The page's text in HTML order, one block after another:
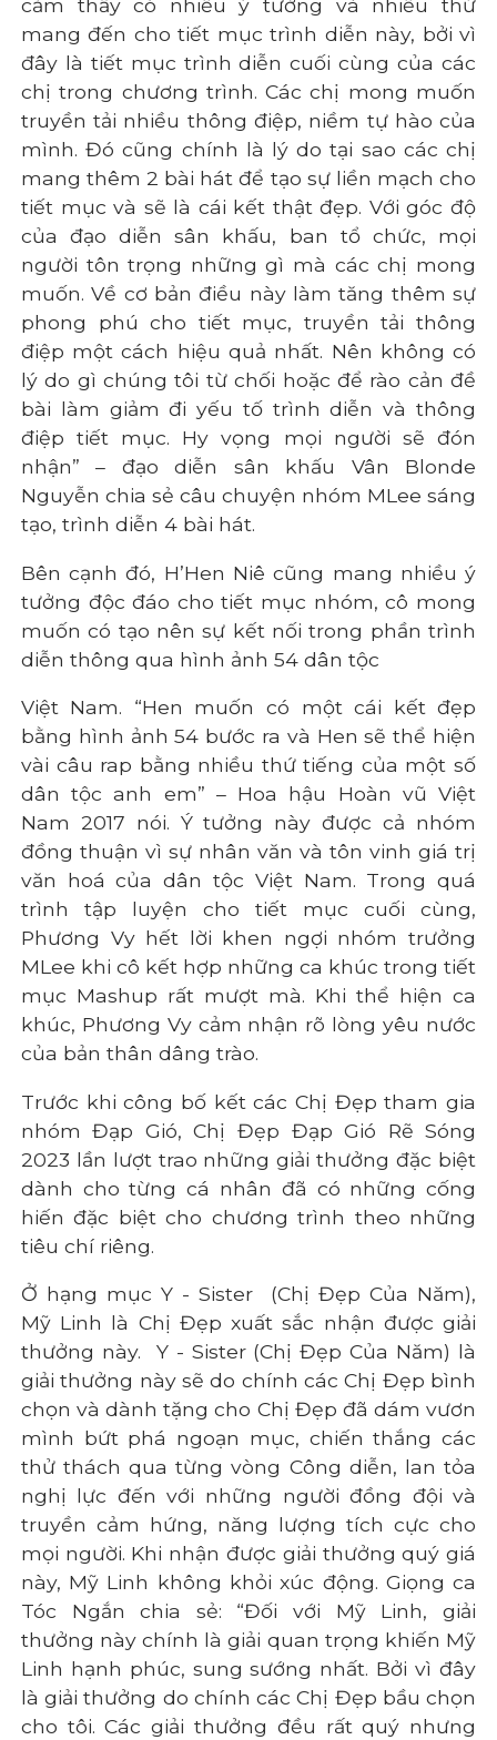
cảm thấy có nhiều ý tưởng và nhiều thứ
mang đến cho tiết mục trình diễn này, bởi vì
đây là tiết mục trình diễn cuối cùng của các
chị trong chương trình. Các chị mong muốn
truyền tải nhiều thông điệp, niềm tự hào của
mình. Đó cũng chính là lý do tại sao các chị
mang thêm 2 bài hát để tạo sự liền mạch cho
tiết mục và sẽ là cái kết thật đẹp. Với góc độ
của đạo diễn sân khấu, ban tổ chức, mọi
người tôn trọng những gì mà các chị mong
muốn. Về cơ bản điều này làm tăng thêm sự
phong phú cho tiết mục, truyền tải thông
điệp một cách hiệu quả nhất. Nên không có
lý do gì chúng tôi từ chối hoặc để rào cản đề
bài làm giảm đi yếu tố trình diễn và thông
điệp tiết mục. Hy vọng mọi người sẽ đón
nhận” – đạo diễn sân khấu Vân Blonde
Nguyễn chia sẻ câu chuyện nhóm MLee sáng
tạo, trình diễn 4 bài hát.
Bên cạnh đó, H’Hen Niê cũng mang nhiều ý
tưởng độc đáo cho tiết mục nhóm, cô mong
muốn có tạo nên sự kết nối trong phần trình
diễn thông qua hình ảnh 54 dân tộc
Việt Nam. “Hen muốn có một cái kết đẹp
bằng hình ảnh 54 bước ra và Hen sẽ thể hiện
vài câu rap bằng nhiều thứ tiếng của một số
dân tộc anh em” – Hoa hậu Hoàn vũ Việt
Nam 2017 nói. Ý tưởng này được cả nhóm
đồng thuận vì sự nhân văn và tôn vinh giá trị
văn hoá của dân tộc Việt Nam. Trong quá
trình tập luyện cho tiết mục cuối cùng,
Phương Vy hết lời khen ngợi nhóm trưởng
MLee khi cô kết hợp những ca khúc trong tiết
mục Mashup rất mượt mà. Khi thể hiện ca
khúc, Phương Vy cảm nhận rõ lòng yêu nước
của bản thân dâng trào.
Trước khi công bố kết các Chị Đẹp tham gia
nhóm Đạp Gió, Chị Đẹp Đạp Gió Rẽ Sóng
2023 lần lượt trao những giải thưởng đặc biệt
dành cho từng cá nhân đã có những cống
hiến đặc biệt cho chương trình theo những
tiêu chí riêng.
Ở hạng mục Y - Sister
(Chị Đẹp Của Năm),
Mỹ Linh là Chị Đẹp xuất sắc nhận được giải
thưởng này.
Y - Sister (Chị Đẹp Của Năm) là
giải thưởng này sẽ do chính các Chị Đẹp bình
chọn và dành tặng cho Chị Đẹp đã dám vươn
mình bứt phá ngoạn mục, chiến thắng các
thử thách qua từng vòng Công diễn, lan tỏa
nghị lực đến với những người đồng đội và
truyền cảm hứng, năng lượng tích cực cho
mọi người. Khi nhận được giải thưởng quý giá
này, Mỹ Linh không khỏi xúc động. Giọng ca
Tóc Ngắn chia sẻ: “Đối với Mỹ Linh, giải
thưởng này chính là giải quan trọng khiến Mỹ
Linh hạnh phúc, sung sướng nhất. Bởi vì đây
là giải thưởng do chính các Chị Đẹp bầu chọn
cho tôi. Các giải thưởng đều rất quý nhưng